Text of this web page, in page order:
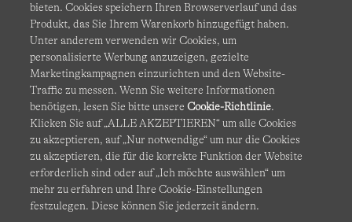
AGB Datenschutz & Sicherheit
Cookies Ich möchte auswählen Barrierefreiheit
Site Map Internationale Websites
Diese Website ist durch reCAPTCHA geschützt. Es gelten die
Datenschutzerklärung undNutzungsbedingungenvon
Google.
bieten. Cookies speichern Ihren Browserverlauf und das
Produkt, das Sie Ihrem Warenkorb hinzugefügt haben.
Unter anderem verwenden wir Cookies, um
personalisierte Werbung anzuzeigen, gezielte
Marketingkampagnen einzurichten und den Website-
Traffic zu messen. Wenn Sie weitere Informationen
benötigen, lesen Sie bitte unsereCookie-Richtlinie.
Klicken Sie auf „ALLE AKZEPTIEREN“ um alle Cookies
zu akzeptieren, auf „Nur notwendige“ um nur die Cookies
zu akzeptieren, die für die korrekte Funktion der Website
erforderlich sind oder auf „Ich möchte auswählen“ um
mehr zu erfahren und Ihre Cookie-Einstellungen
festzulegen. Diese können Sie jederzeit ändern.